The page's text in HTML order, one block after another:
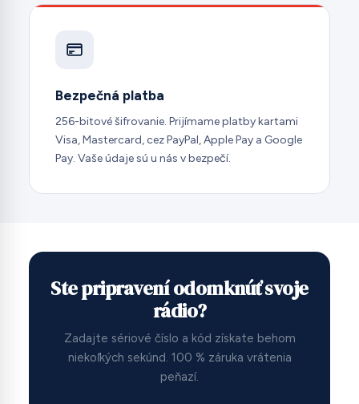
Bezpečná platba
256-bitové šifrovanie. Prijímame platby kartami
Visa, Mastercard, cez PayPal, Apple Pay a Google
Pay. Vaše údaje sú u nás v bezpečí.
Ste pripravení odomknúť svoje
rádio?
Zadajte sériové číslo a kód získate behom
niekoľkých sekúnd. 100 % záruka vrátenia
peňazí.